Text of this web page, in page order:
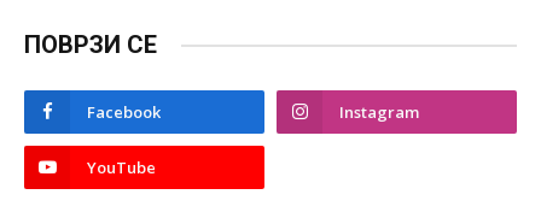
ПОВРЗИ СЕ
Facebook Instagram
YouTube